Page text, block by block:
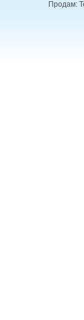
Продам: